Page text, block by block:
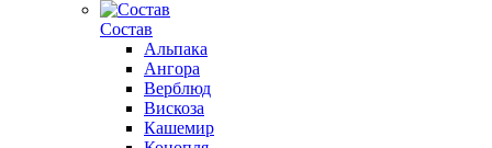
Состав
Альпака
Ангора
Верблюд
Вискоза
Кашемир